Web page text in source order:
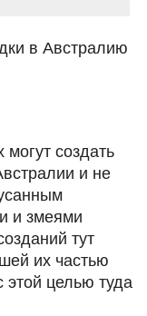
в Австралию
создать
и не
и змеями
тут
их частью
этой целью туда